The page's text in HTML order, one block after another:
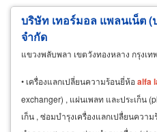
บริษัท เทอร์มอล แพลนเน็ต (
จำกัด
แขวงพลับพลา เขตวังทองหลาง กรุงเ
• เครื่องแลกเปลี่ยนความร้อนยี่ห้อalfa
exchanger) , แผ่นเพลท และประเก็น
เก็น , ซ่อมบำรุงเครื่องแลกเปลื่ยนความ